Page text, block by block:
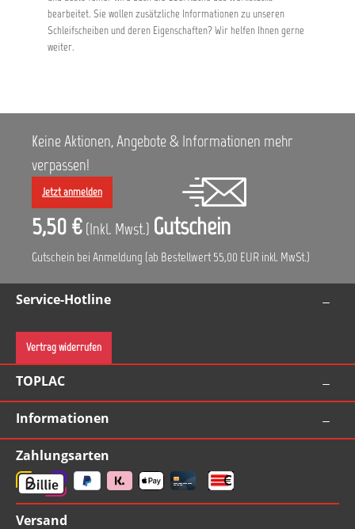
bearbeitet. Sie wollen zusätzliche Informationen zu unseren
Schleifscheiben und deren Eigenschaften? Wir helfen Ihnen gerne
weiter.
Keine Aktionen, Angebote & Informationen mehr
verpassen!
Jetzt anmelden
5,50 € (Inkl. Mwst.) Gutschein
Gutschein bei Anmeldung (ab Bestellwert 55,00 EUR inkl. MwSt.)
Service-Hotline
Vertrag widerrufen
TOPLAC
Informationen
Zahlungsarten
Versand